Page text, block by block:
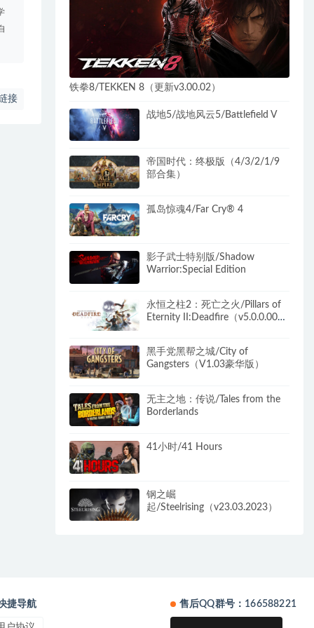
接
铁拳8/TEKKEN 8（更新v3.00.02）
战地5/战地风云5/Battlefield V
帝国时代：终极版（4/3/2/1/9
部合集）
孤岛惊魂4/Far Cry® 4
影子武士特别版/Shadow
Warrior:Special Edition
永恒之柱2：死亡之火/Pillars of
Eternity II:Deadfire（v5.0.0.0040
黑手党黑帮之城/City of
Gangsters（V1.03豪华版）
无主之地：传说/Tales from the
Borderlands
41小时/41 Hours
钢之崛
起/Steelrising（v23.03.2023）
捷导航 售后QQ群号：166588221